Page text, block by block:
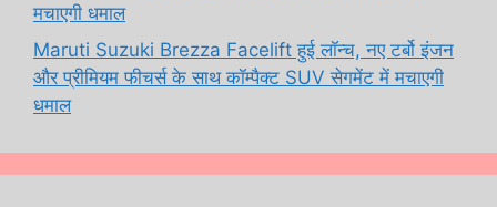
मचाएगी धमाल
Maruti Suzuki Brezza Facelift हुई लॉन्च, नए टर्बो इंजन
और प्रीमियम फीचर्स के साथ कॉम्पैक्ट SUV सेगमेंट में मचाएगी
धमाल